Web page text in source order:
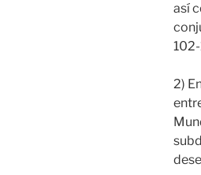
así
2)